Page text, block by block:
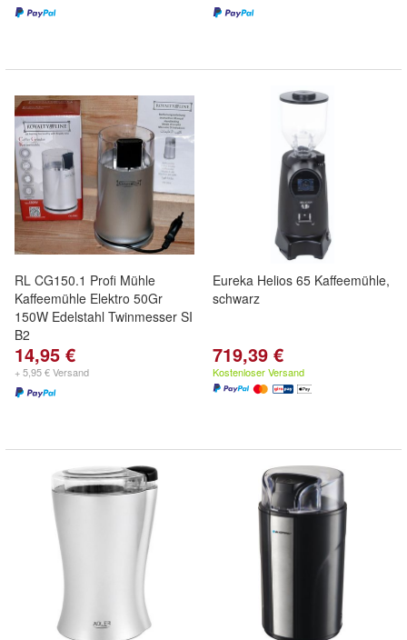
RL CG150.1 Profi Mühle
Kaffeemühle Elektro 50Gr
150W Edelstahl Twinmesser SI
B2
14,95 €
+ 5,95 € Versand
Eureka Helios 65 Kaffeemühle,
schwarz
719,39 €
Kostenloser Versand